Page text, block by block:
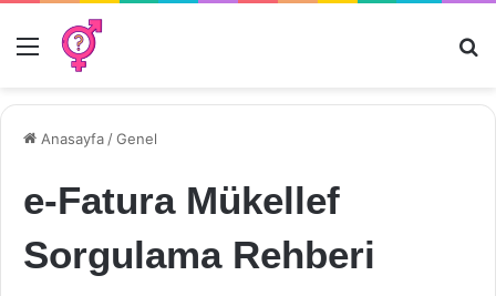
Menü
Anasayfa /Genel
e-Fatura Mükellef
Sorgulama Rehberi